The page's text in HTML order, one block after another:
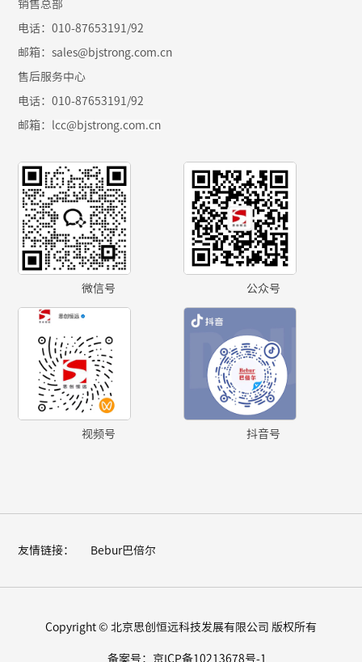
微信号 公众号
视频号 抖音号
销售总部
电话：010-87653191/92
邮箱：sales@bjstrong.com.cn
售后服务中心
电话：010-87653191/92
邮箱： lcc@bjstrong.com.cn
友情链接： Bebur巴倍尔
Copyright © 北京思创恒远科技发展有限公司 版权所有
备案号：京ICP备10213678号-1